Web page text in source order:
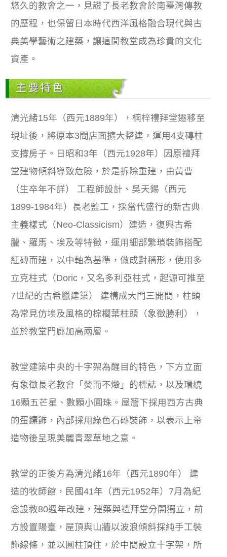
悠久的教會之一，見證了長老教會於南臺灣傳教
的歷程，也保留日本時代西洋風格融合現代與古
典美學藝術之建築，讓這間教堂成為珍貴的文化
資產。
主要特色
清光緒15年（西元1889年），楠梓禮拜堂遷移至
現址後，將原本3間店面擴大整建，運用4支磚柱
支撐房子。日昭和3年（西元1928年）因原禮拜
堂建物傾斜導致危險，於是拆除重建，由黃曹
（生卒年不詳） 工程師設計、吳天錫（西元
1899-1984年）長老監工，採當代盛行的新古典
主義樣式（Neo-Classicism）建造，復興古希
臘、羅馬、埃及等特徵，運用細部繁瑣裝飾搭配
紅磚而建，以中軸為基準，做成對稱形，使用多
立克柱式（Doric，又名多利亞柱式，起源可推至
7世紀的古希臘建築） 建構成大門三開間，柱頭
為常見仿埃及風格的棕櫚葉柱頭（象徵勝利），
並於教堂門廊加高兩層。
教堂建築中央的十字架為醒目的特色，下方立面
有象徵長老教會「焚而不燬」的標誌，以及環繞
16顆五芒星、數顆小圓珠。屋簷下採用西方古典
的蛋鏢飾，內部採用綠色石磚裝飾，以表示上帝
造物後呈現美麗青翠草地之意。
教堂的正後方為清光緒16年（西元1890年） 建
造的牧師館，民國41年（西元1952年）7月為紀
念設教80週年改建，建築與禮拜堂分開獨立，前
方設置陽臺，屋頂與山牆以波浪傾斜採純手工裝
飾線條，並以圓柱頂住，於中間設立十字架，所